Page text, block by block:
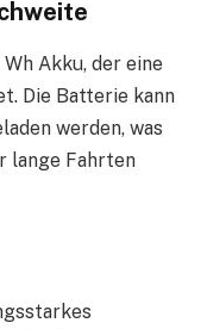
Akku, der eine
Die Batterie kann
werden, was
lange Fahrten